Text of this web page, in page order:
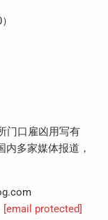
门口雇凶用写有
内多家媒体报道，
[email protected]